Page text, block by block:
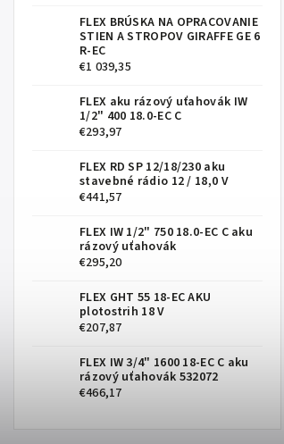
FLEX BRÚSKA NA OPRACOVANIE
STIEN A STROPOV GIRAFFE GE 6
R-EC
€1 039,35
FLEX aku rázový uťahovák IW
1/2" 400 18.0-EC C
€293,97
FLEX RD SP 12/18/230 aku
stavebné rádio 12 / 18,0 V
€441,57
FLEX IW 1/2" 750 18.0-EC C aku
rázový uťahovák
€295,20
FLEX GHT 55 18-EC AKU
plotostrih 18 V
€207,87
FLEX IW 3/4" 1600 18-EC C aku
rázový uťahovák 532072
€466,17